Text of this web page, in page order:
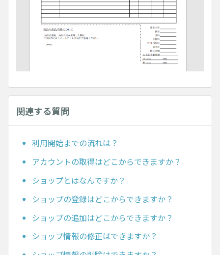
関連する質問
利用開始までの流れは？
アカウントの取得はどこからできますか？
ショップとはなんですか？
ショップの登録はどこからできますか？
ショップの追加はどこからできますか？
ショップ情報の修正はできますか？